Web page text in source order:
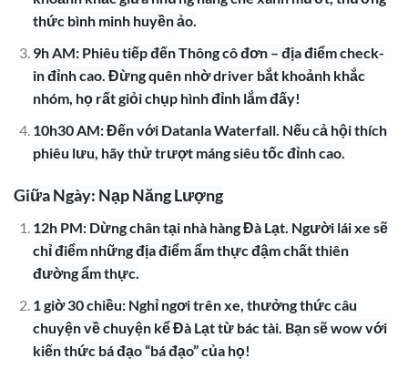
thức bình minh huyền ảo.
9h AM: Phiêu tiếp đến Thông cô đơn – địa điểm check-
in đỉnh cao. Đừng quên nhờ driver bắt khoảnh khắc
nhóm, họ rất giỏi chụp hình đỉnh lắm đấy!
10h30 AM: Đến với Datanla Waterfall. Nếu cả hội thích
phiêu lưu, hãy thử trượt máng siêu tốc đỉnh cao.
Giữa Ngày: Nạp Năng Lượng
12h PM: Dừng chân tại nhà hàng Đà Lạt. Người lái xe sẽ
chỉ điểm những địa điểm ẩm thực đậm chất thiên
đường ẩm thực.
1 giờ 30 chiều: Nghỉ ngơi trên xe, thưởng thức câu
chuyện về chuyện kể Đà Lạt từ bác tài. Bạn sẽ wow với
kiến thức bá đạo “bá đạo” của họ!